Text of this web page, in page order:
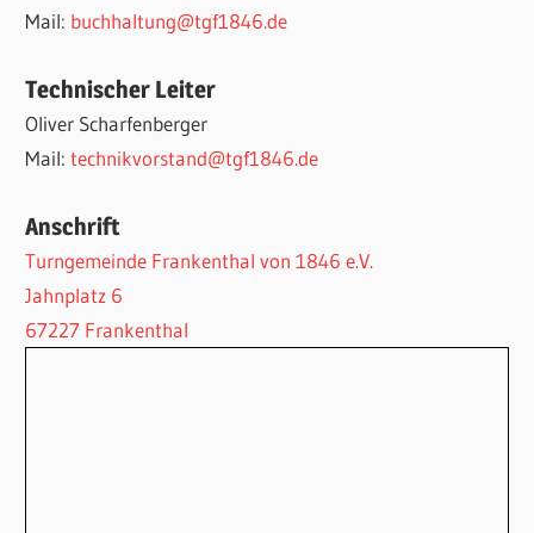
Mail: buchhaltung@tgf1846.de
Technischer Leiter
Oliver Scharfenberger
Mail:technikvorstand@tgf1846.de
Anschrift
Turngemeinde Frankenthal von 1846 e.V.
Jahnplatz 6
67227 Frankenthal